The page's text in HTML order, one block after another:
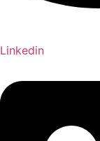
Linkedin